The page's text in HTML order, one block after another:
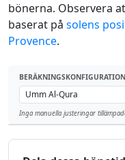
bönerna. Observera
baserat på solens
Provence.
BERÄKNINGSKONFIGURATION
Inga manuella justeringar